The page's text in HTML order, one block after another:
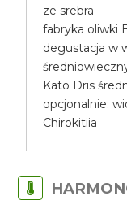
ze srebra
fabryka oliwki
degustacja w
Kato Dris
opcjonalnie:
Chirokitiia